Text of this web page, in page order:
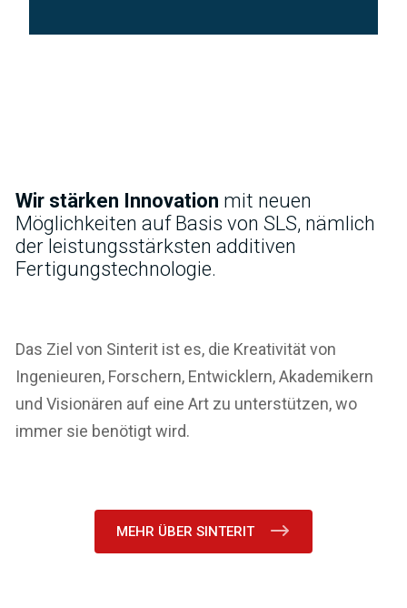
Wir stärken Innovation mit neuen
Möglichkeiten auf Basis von SLS, nämlich
der leistungsstärksten additiven
Fertigungstechnologie.
Das Ziel von Sinterit ist es, die Kreativität von
Ingenieuren, Forschern, Entwicklern, Akademikern
und Visionären auf eine Art zu unterstützen, wo
immer sie benötigt wird.
MEHR ÜBER SINTERIT